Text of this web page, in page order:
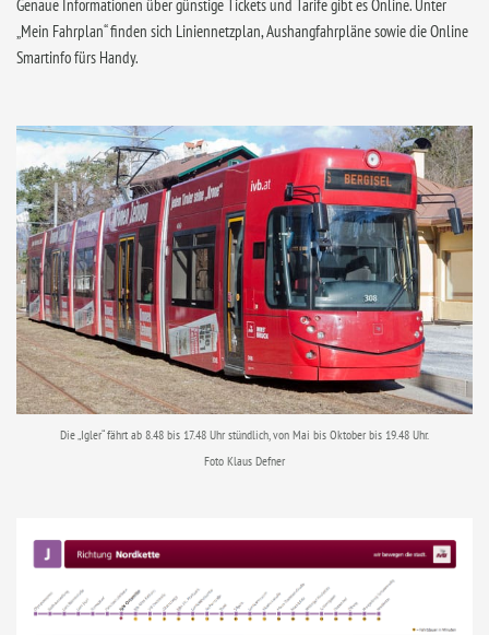
Genaue Informationen über günstige Tickets und Tarife gibt es Online. Unter
„Mein Fahrplan“ finden sich Liniennetzplan, Aushangfahrpläne sowie die Online
Smartinfo fürs Handy.
Die „Igler“ fährt ab 8.48 bis 17.48 Uhr stündlich, von Mai bis Oktober bis 19.48 Uhr.
Foto Klaus Defner